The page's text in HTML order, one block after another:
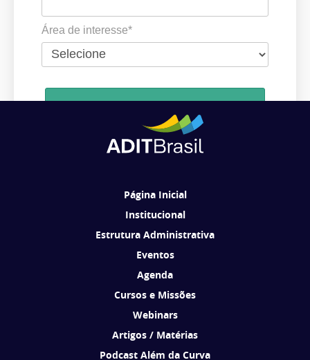
Área de interesse*
Ao se cadastrar, você concorda em receber comunicações da ADIT
Página Inicial
Institucional
Estrutura Administrativa
Eventos
Agenda
Cursos e Missões
Webinars
Artigos / Matérias
Podcast Além da Curva